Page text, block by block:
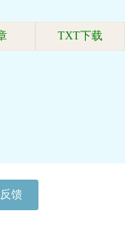
TXT下载
馈